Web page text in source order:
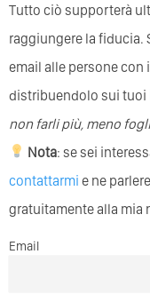
Tutto ciò supporterà
raggiungere la fiducia.
email alle persone con
distribuendolo sui tuoi
non farli più, meno
Nota: se sei
contattarmi e ne
gratuitamente alla mia
Email